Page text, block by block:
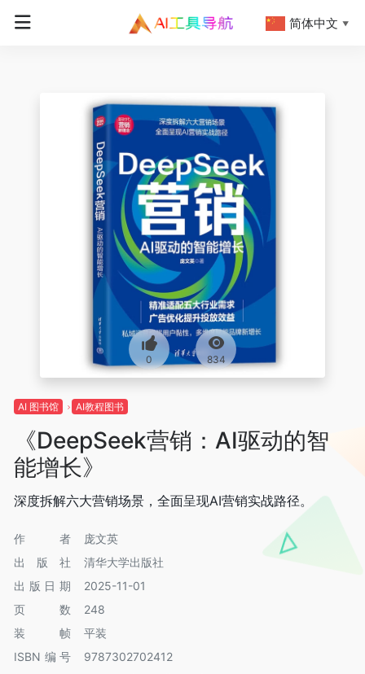
0 834
AI 图书馆 AI教程图书
《DeepSeek营销：AI驱动的智
能增长》
深度拆解六大营销场景，全面呈现AI营销实战路径。
作者
庞文英
出版社
清华大学出版社
出版日期
2025-11-01
页数
248
装帧
平装
ISBN编号
9787302702412
简体中文 ▼